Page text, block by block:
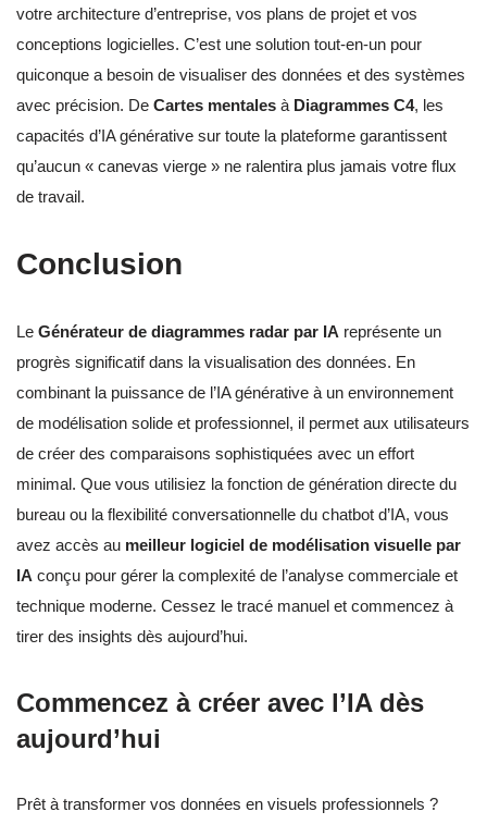
votre architecture d’entreprise, vos plans de projet et vos
conceptions logicielles. C’est une solution tout-en-un pour
quiconque a besoin de visualiser des données et des systèmes
avec précision. De Cartes mentales à Diagrammes C4, les
capacités d’IA générative sur toute la plateforme garantissent
qu’aucun « canevas vierge » ne ralentira plus jamais votre flux
de travail.
Conclusion
Le Générateur de diagrammes radar par IA représente un
progrès significatif dans la visualisation des données. En
combinant la puissance de l’IA générative à un environnement
de modélisation solide et professionnel, il permet aux utilisateurs
de créer des comparaisons sophistiquées avec un effort
minimal. Que vous utilisiez la fonction de génération directe du
bureau ou la flexibilité conversationnelle du chatbot d’IA, vous
avez accès au meilleur logiciel de modélisation visuelle par
IA conçu pour gérer la complexité de l’analyse commerciale et
technique moderne. Cessez le tracé manuel et commencez à
tirer des insights dès aujourd’hui.
Commencez à créer avec l’IA dès
aujourd’hui
Prêt à transformer vos données en visuels professionnels ?